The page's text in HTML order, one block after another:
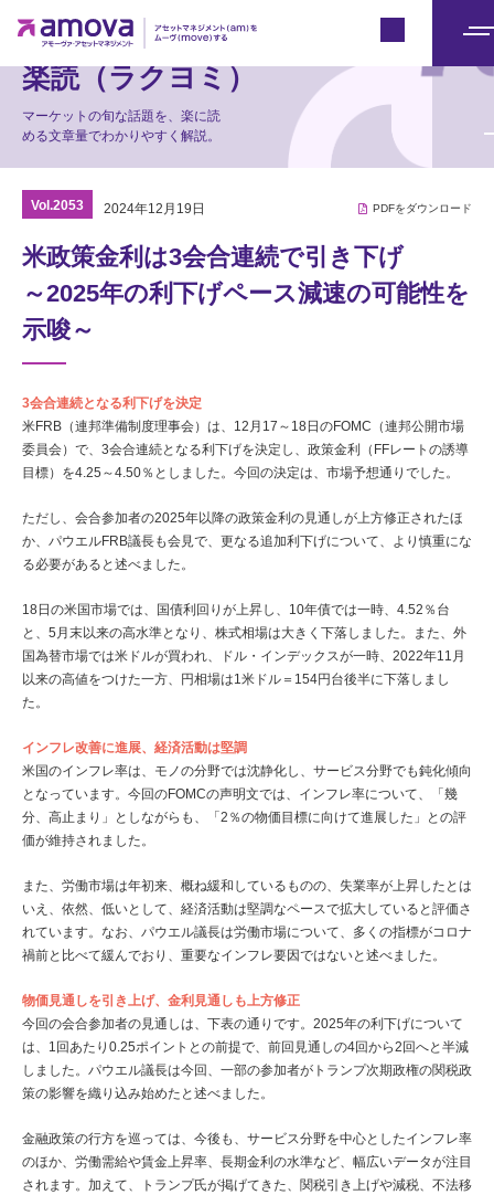
ニ
楽読（ラクヨミ）
マーケットの旬な話題を、楽に読
める文章量でわかりやすく解説。
Vol.2053 2024年12月19日 PDFをダウンロード
米政策金利は3会合連続で引き下げ
～2025年の利下げペース減速の可能性を
示唆～
3会合連続となる利下げを決定
米FRB（連邦準備制度理事会）は、12月17～18日のFOMC（連邦公開市場
委員会）で、3会合連続となる利下げを決定し、政策金利（FFレートの誘導
目標）を4.25～4.50％としました。今回の決定は、市場予想通りでした。
ただし、会合参加者の2025年以降の政策金利の見通しが上方修正されたほ
か、パウエルFRB議長も会見で、更なる追加利下げについて、より慎重にな
る必要があると述べました。
18日の米国市場では、国債利回りが上昇し、10年債では一時、4.52％台
と、5月末以来の高水準となり、株式相場は大きく下落しました。また、外
国為替市場では米ドルが買われ、ドル・インデックスが一時、2022年11月
以来の高値をつけた一方、円相場は1米ドル＝154円台後半に下落しまし
た。
インフレ改善に進展、経済活動は堅調
米国のインフレ率は、モノの分野では沈静化し、サービス分野でも鈍化傾向
となっています。今回のFOMCの声明文では、インフレ率について、「幾
分、高止まり」としながらも、「2％の物価目標に向けて進展した」との評
価が維持されました。
また、労働市場は年初来、概ね緩和しているものの、失業率が上昇したとは
いえ、依然、低いとして、経済活動は堅調なペースで拡大していると評価さ
れています。なお、パウエル議長は労働市場について、多くの指標がコロナ
禍前と比べて緩んでおり、重要なインフレ要因ではないと述べました。
物価見通しを引き上げ、金利見通しも上方修正
今回の会合参加者の見通しは、下表の通りです。2025年の利下げについて
は、1回あたり0.25ポイントとの前提で、前回見通しの4回から2回へと半減
しました。パウエル議長は今回、一部の参加者がトランプ次期政権の関税政
策の影響を織り込み始めたと述べました。
金融政策の行方を巡っては、今後も、サービス分野を中心としたインフレ率
のほか、労働需給や賃金上昇率、長期金利の水準など、幅広いデータが注目
されます。加えて、トランプ氏が掲げてきた、関税引き上げや減税、不法移